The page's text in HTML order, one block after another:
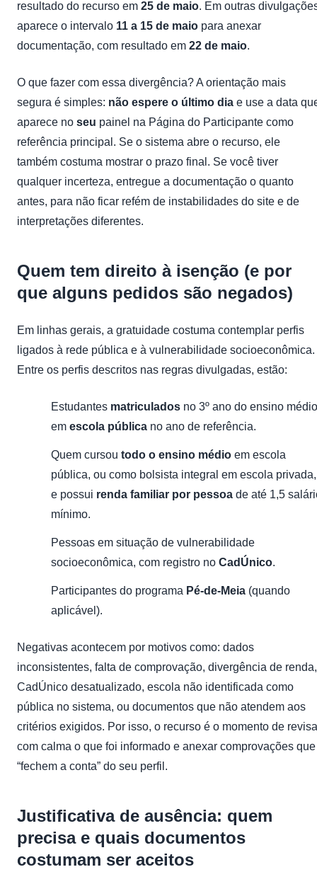
resultado do recurso em 25 de maio. Em outras
aparece o intervalo 11 a 15 de maio para anexar
documentação, com resultado em 22 de maio.
O que fazer com essa divergência? A orientação mais
segura é simples: não espere o último dia e use a data
aparece no seu painel na Página do Participante como
referência principal. Se o sistema abre o recurso, ele
também costuma mostrar o prazo final. Se você tiver
qualquer incerteza, entregue a documentação o quanto
antes, para não ficar refém de instabilidades do site e de
interpretações diferentes.
Quem tem direito à isenção (e por
que alguns pedidos são negados)
Em linhas gerais, a gratuidade costuma contemplar perfis
ligados à rede pública e à vulnerabilidade socioeconômica.
Entre os perfis descritos nas regras divulgadas, estão:
Estudantes matriculados no 3º ano do ensino médio
em escola pública no ano de referência.
Quem cursou todo o ensino médio em escola
pública, ou como bolsista integral em escola privada,
e possui renda familiar por pessoa de até 1,5
mínimo.
Pessoas em situação de vulnerabilidade
socioeconômica, com registro no CadÚnico.
Participantes do programa Pé-de-Meia (quando
aplicável).
Negativas acontecem por motivos como: dados
inconsistentes, falta de comprovação, divergência de renda,
CadÚnico desatualizado, escola não identificada como
pública no sistema, ou documentos que não atendem aos
critérios exigidos. Por isso, o recurso é o momento de
com calma o que foi informado e anexar comprovações que
“fechem a conta” do seu perfil.
Justificativa de ausência: quem
precisa e quais documentos
costumam ser aceitos